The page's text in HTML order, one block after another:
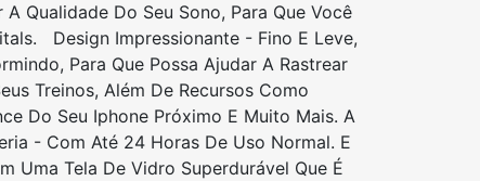
Qualidade Do Seu Sono, Para Que Você
Design Impressionante - Fino E Leve,
Para Que Possa Ajudar A Rastrear
Treinos, Além De Recursos Como
Do Seu Iphone Próximo E Muito Mais. A
- Com Até 24 Horas De Uso Normal. E
Uma Tela De Vidro Superdurável Que É